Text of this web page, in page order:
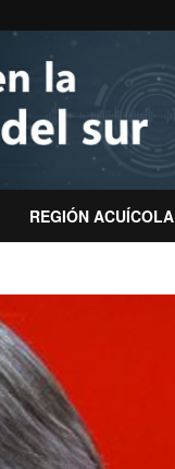
REGIÓN ACUÍCOLA